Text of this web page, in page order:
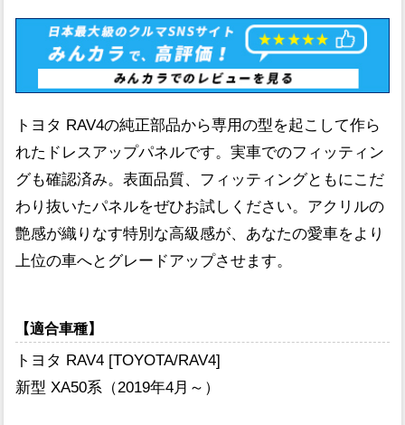
トヨタ RAV4の純正部品から専用の型を起こして作ら
れたドレスアップパネルです。実車でのフィッティン
グも確認済み。表面品質、フィッティングともにこだ
わり抜いたパネルをぜひお試しください。アクリルの
艶感が織りなす特別な高級感が、あなたの愛車をより
上位の車へとグレードアップさせます。
【適合車種】
トヨタ RAV4 [TOYOTA/RAV4]
新型 XA50系（2019年4月～）